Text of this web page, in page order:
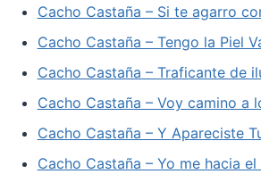
Cacho Castaña – Si te agarro
Cacho Castaña – Tengo la Piel
Cacho Castaña – Traficante de
Cacho Castaña – Voy camino a
Cacho Castaña – Y Apareciste
Cacho Castaña – Yo me hacia